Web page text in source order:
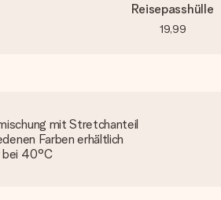
Reisepasshülle
19,99
mit Stretchanteil
Farben erhältlich
bei 40°C